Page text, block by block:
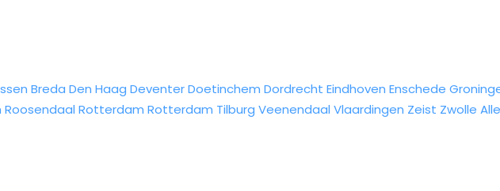
Breda Den Haag DeventerDoetinchem Dordrecht Eindhoven Enschede
Roosendaal Rotterdam Rotterdam Tilburg Veenendaal Vlaardingen Zeist Zwolle